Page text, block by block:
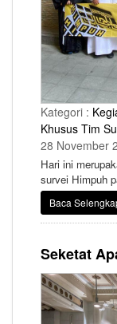
keimanan
Kategori :
Khusus Tim
28 November
Hari ini
survei Himpuh
Makkah tim ini
terkait
yang tidak
akan dikaji
Saudi untuk
kedepannya
penyebaran
negaranya.
Baca